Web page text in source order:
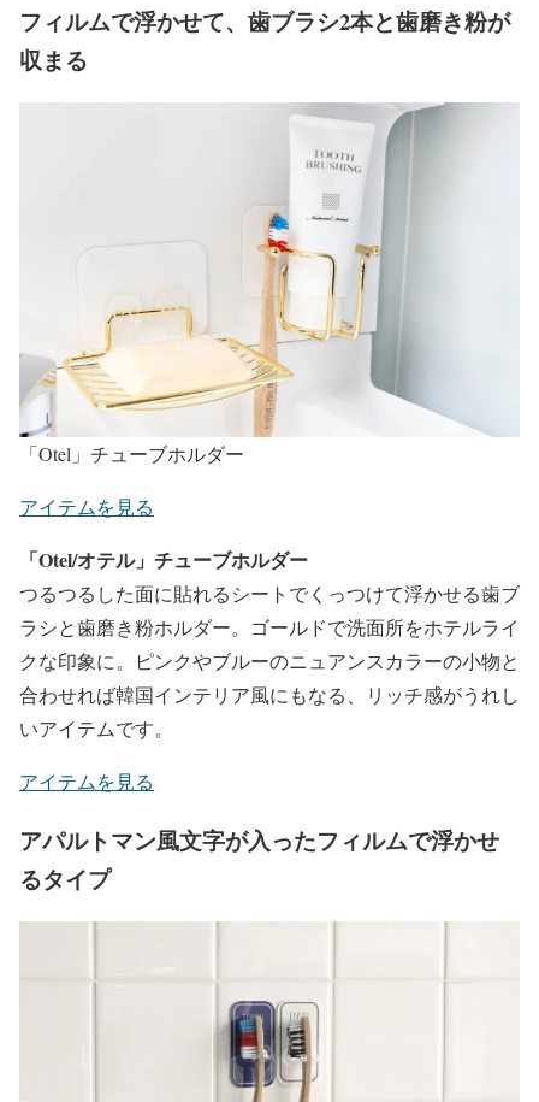
フィルムで浮かせて、歯ブラシ2本と歯磨き粉が
収まる
「Otel」チューブホルダー
アイテムを見る
「Otel/オテル」チューブホルダー
つるつるした面に貼れるシートでくっつけて浮かせる歯ブ
ラシと歯磨き粉ホルダー。ゴールドで洗面所をホテルライ
クな印象に。ピンクやブルーのニュアンスカラーの小物と
合わせれば韓国インテリア風にもなる、リッチ感がうれし
いアイテムです。
アイテムを見る
アパルトマン風文字が入ったフィルムで浮かせ
るタイプ